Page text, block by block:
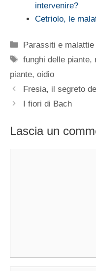
intervenire?
Cetriolo, le
Categorie
Parassiti e malattie
Tag
funghi delle piante,
piante, oidio
Fresia, il segreto
I fiori di Bach
Lascia un